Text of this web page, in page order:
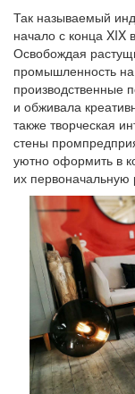
Так называемый
начало с конца XIX
Освобождая
промышленность
производственные
и обживала
также творческая
стены
уютно оформить в
их первоначальную